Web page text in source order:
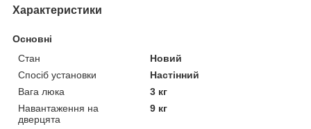
Характеристики
Основні
Стан
Новий
Спосіб установки
Настінний
Вага люка
3 кг
Навантаження на
дверцята
9 кг